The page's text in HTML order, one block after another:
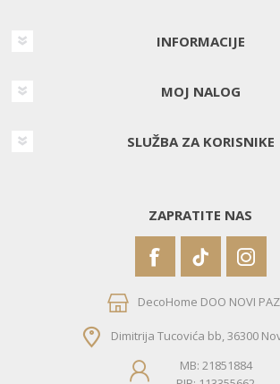
INFORMACIJE
MOJ NALOG
SLUŽBA ZA KORISNIKE
ZAPRATITE NAS
DecoHome DOO NOVI
Dimitrija Tucovića bb, 36300
MB: 21851884